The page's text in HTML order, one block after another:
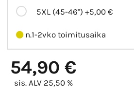
5XL (45-46") +5,00 €
n.1-2vko toimitusaika
54,90 €
sis. ALV 25,50 %